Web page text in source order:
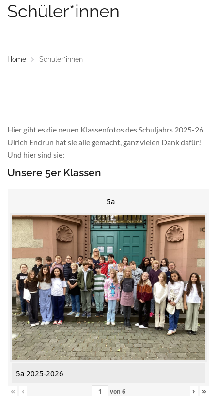
Schüler*innen
Home Schüler*innen
Hier gibt es die neuen Klassenfotos des Schuljahrs 2025-26.
Ulrich Endrun hat sie alle gemacht, ganz vielen Dank dafür!
Und hier sind sie:
Unsere 5er Klassen
5a
5a 2025-2026
«
‹ von 6 › »